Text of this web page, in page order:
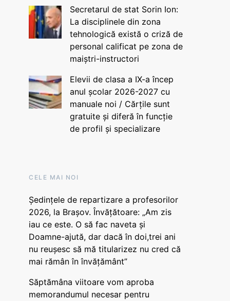
Secretarul de stat Sorin Ion:
La disciplinele din zona
tehnologică există o criză de
personal calificat pe zona de
maiștri-instructori
Elevii de clasa a IX-a încep
anul școlar 2026-2027 cu
manuale noi / Cărțile sunt
gratuite și diferă în funcție
de profil și specializare
CELE MAI NOI
Ședințele de repartizare a profesorilor
2026, la Brașov. Învățătoare: „Am zis
iau ce este. O să fac naveta și
Doamne-ajută, dar dacă în doi,trei ani
nu reușesc să mă titularizez nu cred că
mai rămân în învățământ”
Săptămâna viitoare vom aproba
memorandumul necesar pentru